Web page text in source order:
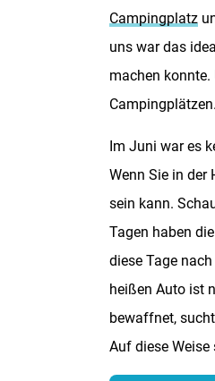
Campingplatz
uns war das
machen
Campingplätzen.
Im Juni war es
Wenn Sie in der
sein kann.
Tagen haben
diese Tage
heißen Auto ist
bewaffnet,
Auf diese